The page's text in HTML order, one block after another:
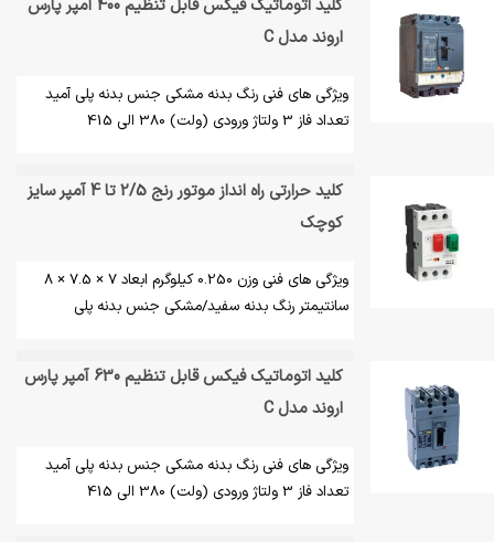
کلید اتوماتیک فیکس قابل تنظیم 400 آمپر پارس
اروند مدل C
ویژگی های فنی رنگ بدنه مشکی جنس بدنه پلی آمید
تعداد فاز 3 ولتاژ ورودی (ولت) 380 الی 415
کلید حرارتی راه انداز موتور رنج 2/5 تا 4 آمپر سایز
کوچک
ویژگی های فنی وزن 0.250 کیلوگرم ابعاد 7 × 7.5 × 8
سانتیمتر رنگ بدنه سفید/مشکی جنس بدنه پلی
کلید اتوماتیک فیکس قابل تنظیم 630 آمپر پارس
اروند مدل C
ویژگی های فنی رنگ بدنه مشکی جنس بدنه پلی آمید
تعداد فاز 3 ولتاژ ورودی (ولت) 380 الی 415